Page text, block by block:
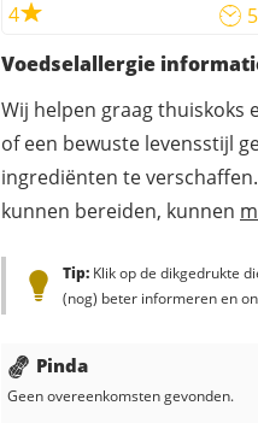
4
Voedselallergie
Wij helpen graag thuiskoks
of een bewuste levensstijl
ingrediënten te
kunnen bereiden, kunnen
Tip: Klik op de dikgedrukte
(nog) beter informeren en
Pinda
Geen overeenkomsten gevonden.